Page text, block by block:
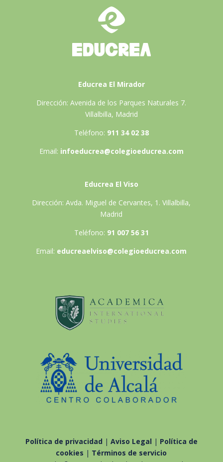
Educrea El Mirador
Dirección: Avenida de los Parques Naturales 7.
Villalbilla, Madrid
Teléfono: 911 34 02 38
Email: infoeducrea@colegioeducrea.com
Educrea El Viso
Dirección: Avda. Miguel de Cervantes, 1. Villalbilla,
Madrid
Teléfono: 91 007 56 31
Email: educreaelviso@colegioeducrea.com
Política de privacidad | Aviso Legal | Política de
cookies | Términos de servicio